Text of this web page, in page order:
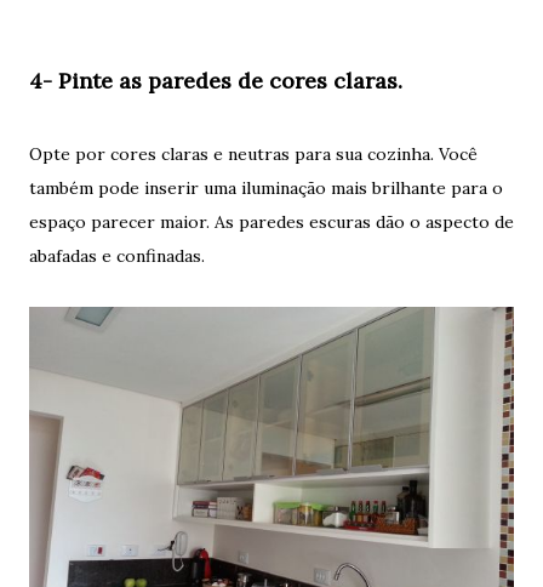
4- Pinte as paredes de cores claras.
Opte por cores claras e neutras para sua cozinha. Você
também pode inserir uma iluminação mais brilhante para o
espaço parecer maior. As paredes escuras dão o aspecto de
abafadas e confinadas.